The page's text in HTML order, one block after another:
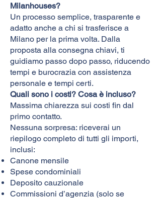
Milanhouses?
Un processo semplice, trasparente e
adatto anche a chi si trasferisce a
Milano per la prima volta. Dalla
proposta alla consegna chiavi, ti
guidiamo passo dopo passo, riducendo
tempi e burocrazia con assistenza
personale e tempi certi.
Quali sono i costi? Cosa è incluso?
Massima chiarezza sui costi fin dal
primo contatto.
Nessuna sorpresa: riceverai un
riepilogo completo di tutti gli importi,
inclusi:
Canone mensile
Spese condominiali
Deposito cauzionale
Commissioni d’agenzia (solo se